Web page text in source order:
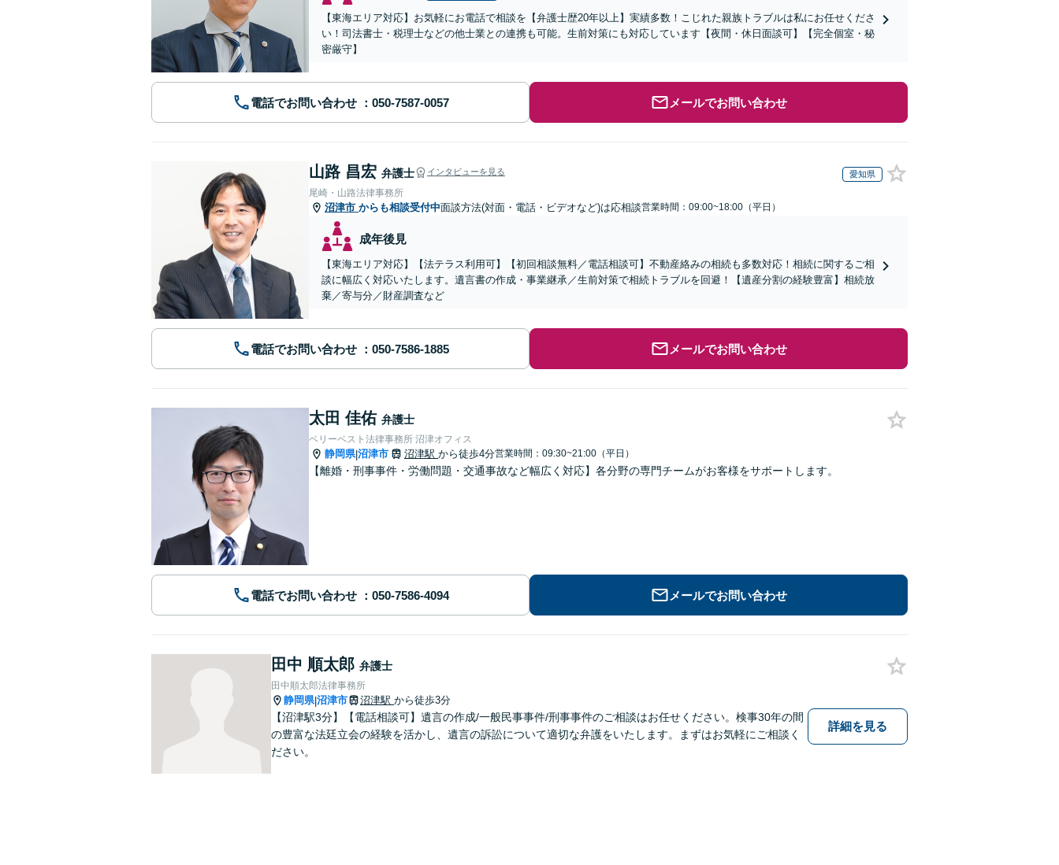
【東海エリア対応】お気軽にお電話で相談を【弁護士歴20年以上】実績多数！こじれた親族トラブルは私にお任せくださ
い！司法書士・税理士などの他士業との連携も可能。生前対策にも対応しています【夜間・休日面談可】【完全個室・秘
密厳守】
電話でお問い合わせ メールでお問い合わせ
山路 昌宏 弁護士 インタビューを見る 愛知県
尾崎・山路法律事務所
沼津市 からも相談受付中面談方法(対面・電話・ビデオなど)は応相談営業時間：09:00~18:00（平日）
成年後見
【東海エリア対応】【法テラス利用可】【初回相談無料／電話相談可】不動産絡みの相続も多数対応！相続に関するご相
談に幅広く対応いたします。遺言書の作成・事業継承／生前対策で相続トラブルを回避！【遺産分割の経験豊富】相続放
棄／寄与分／財産調査など
電話でお問い合わせ メールでお問い合わせ
太田 佳佑 弁護士
ベリーベスト法律事務所 沼津オフィス
静岡県|沼津市 沼津駅 から徒歩4分営業時間：09:30~21:00（平日）
【離婚・刑事事件・労働問題・交通事故など幅広く対応】各分野の専門チームがお客様をサポートします。
電話でお問い合わせ メールでお問い合わせ
田中 順太郎 弁護士
田中順太郎法律事務所
静岡県|沼津市 沼津駅 から徒歩3分
【沼津駅3分】【電話相談可】遺言の作成/一般民事事件/刑事事件のご相談はお任せください。検事30年の間
の豊富な法廷立会の経験を活かし、遺言の訴訟について適切な弁護をいたします。まずはお気軽にご相談く
ださい。
詳細を見る